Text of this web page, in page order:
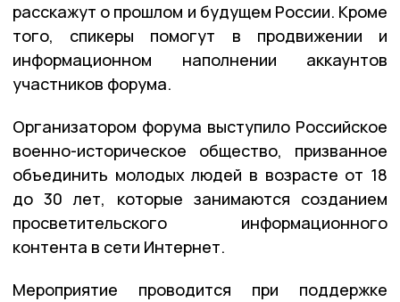
расскажут о прошлом и будущем России. Кроме
того, спикеры помогут в продвижении и
информационном наполнении аккаунтов
участников форума.
Организатором форума выступило Российское
военно-историческое общество, призванное
объединить молодых людей в возрасте от 18
до 30 лет, которые занимаются созданием
просветительского информационного
контента в сети Интернет.
Мероприятие проводится при поддержке